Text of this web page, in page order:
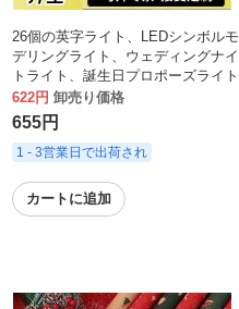
26個の英字ライト、LEDシンボルモ
デリングライト、ウェディングナイ
トライト、誕生日プロポーズライト
622円 卸売り価格
655円
1 - 3営業日で出荷され
カートに追加